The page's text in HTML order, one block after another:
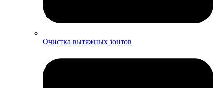
Очистка вытяжных зонтов